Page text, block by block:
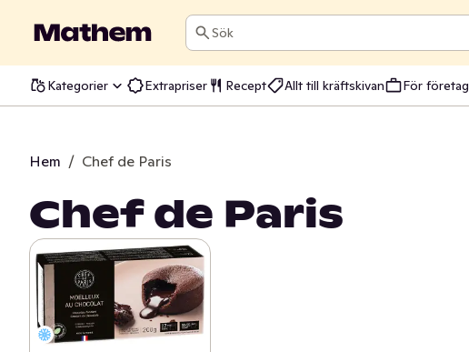
Sök
Kategorier Extrapriser Recept Allt till kräftskivan För företag
Hem / Chef de Paris
Chef de Paris